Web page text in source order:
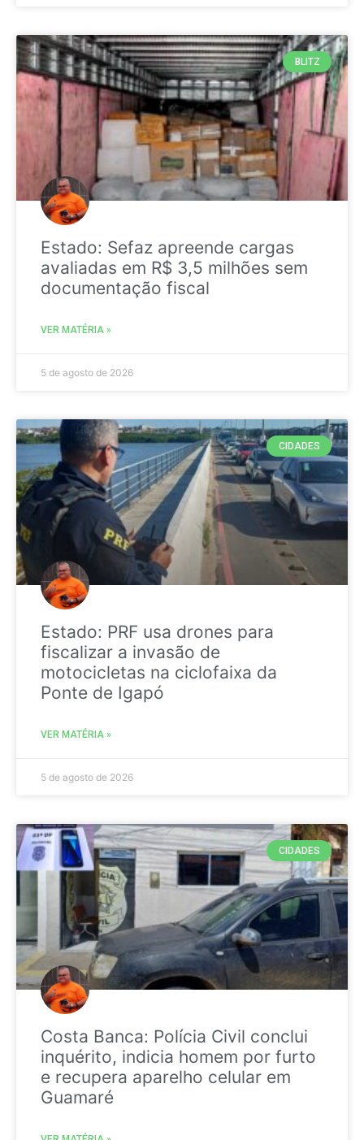
BLITZ
Estado: Sefaz apreende cargas
avaliadas em R$ 3,5 milhões sem
documentação fiscal
VER MATÉRIA »
5 de agosto de 2026
CIDADES
Estado: PRF usa drones para
fiscalizar a invasão de
motocicletas na ciclofaixa da
Ponte de Igapó
VER MATÉRIA »
5 de agosto de 2026
CIDADES
Costa Banca: Polícia Civil conclui
inquérito, indicia homem por furto
e recupera aparelho celular em
Guamaré